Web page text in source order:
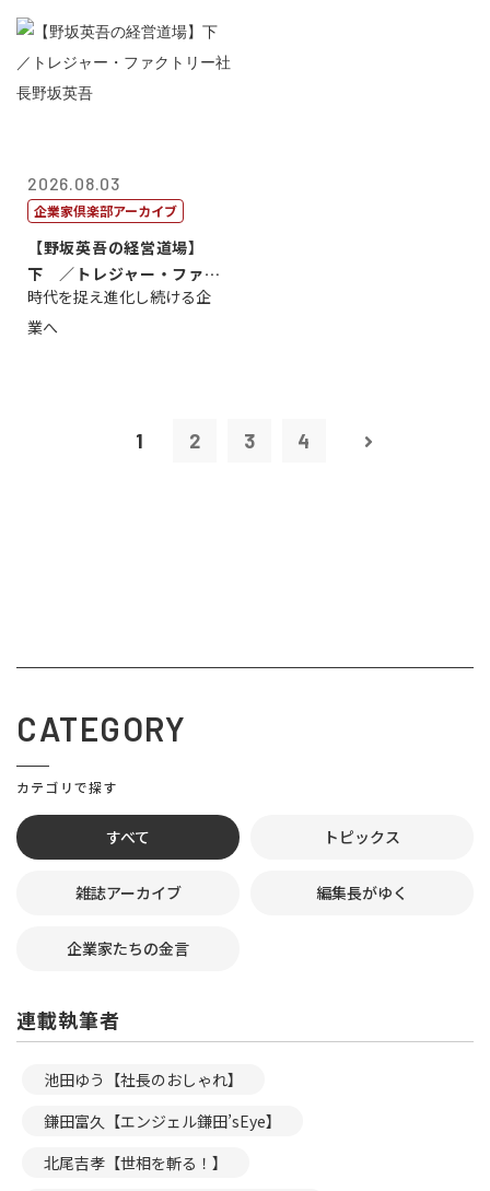
2026.08.03
企業家倶楽部アーカイブ
【野坂英吾の経営道場】
下 ／トレジャー・ファク
トリー社長野坂...
時代を捉え進化し続ける企
業へ
1 2 3 4
CATEGORY
カテゴリで探す
すべて トピックス
雑誌アーカイブ 編集長がゆく
企業家たちの金言
連載執筆者
池田ゆう【社長のおしゃれ】
鎌田富久【エンジェル鎌田’sEye】
北尾吉孝【世相を斬る！】